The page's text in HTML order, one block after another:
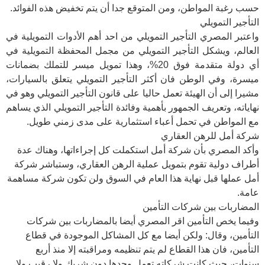
حسب رغبة المواطن، ومن المتوقع جدا أن يتم تخفيض هذه الفوائد.
التأجير التمويلي
واعتبر المصري التأجير التمويلي من احد أهم الأدوات التمويلية في
العالم، ويشكل التأجير التمويلي من مجمل المحفظة التمويلية في
أي دولة متقدمة فوق 20%، وهذا تمويل ميسر للتملك بضمانات
ميسرة، وفي الوطن فان أكثر التأجير التمويلي يتعلق بالسيارات،
مشيرا إلى أن الهيئة تعمل حاليا على قانون التأجير التمويلي وهو في
نهاياته، وتعريف الجمهور بأهمية وفائدة التأجير التمويلي الذي يساهم
مع المواطن في تحمل أعباء استثمارية على مدى زمني طويل.
شركة أمل للرهن العقاري
وأكد المصري بأن شركة أمل استكملت كل إجراءاتها، وهناك عدة
أطراف دولية تقوم بتمويل عملية الرهن العقاري، وستباشر شركة
أمل عملها قبل نهاية هذا العام في السوق ولن تكون شركة مساهمة
عامة.
المضاربات بين شركات التأمين
وفيما يخص التأمين اقر المصري أيضا بالمضاربات بين شركات
التأمين، وقال: ولكن أيضا مع كل المشاكل الموجودة في قطاع
التأمين، فان هذا القطاع لم يتم تنظيمه ومراقبته إلا منذ أربع